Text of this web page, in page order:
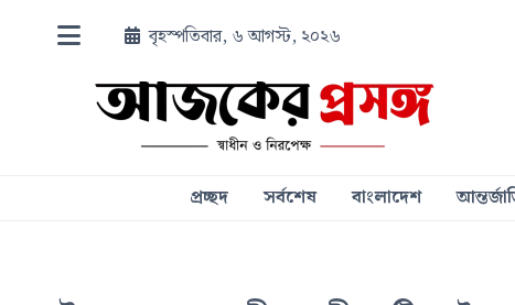
বৃহস্পতিবার, ৬ আগস্ট, ২০২৬
প্রচ্ছদ সর্বশেষ বাংলাদেশ